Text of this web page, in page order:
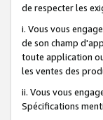
de respecter les
i. Vous vous
de son champ
toute application
les ventes des
ii. Vous vous
Spécifications